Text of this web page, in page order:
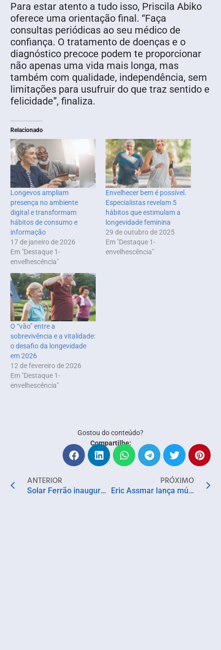
Para estar atento a tudo isso, Priscila Abiko
oferece uma orientação final. “Faça
consultas periódicas ao seu médico de
confiança. O tratamento de doenças e o
diagnóstico precoce podem te proporcionar
não apenas uma vida mais longa, mas
também com qualidade, independência, sem
limitações para usufruir do que traz sentido e
felicidade”, finaliza.
Relacionado
Longevos ampliam
presença no ambiente
digital e transformam
hábitos de consumo e
informação
17 de janeiro de 2026
Em "Destaque 1-
envelhescência"
Envelhecer bem é possível.
Especialistas revelam 5
hábitos que estimulam a
longevidade feminina
29 de outubro de 2025
Em "Destaque 1-
envelhescência"
O “vão” entre a
sobrevivência e a vitalidade:
o desafio da longevidade
em 2026
12 de fevereiro de 2026
Em "Destaque 1-
envelhescência"
Gostou do conteúdo?
Compartilhe:
ANTERIOR
Solar Ferrão inaugura exposição com 26 artistas de origem indígena
PRÓXIMO
Eric Assmar lança música tema do Festival ‘Capão in Blues’